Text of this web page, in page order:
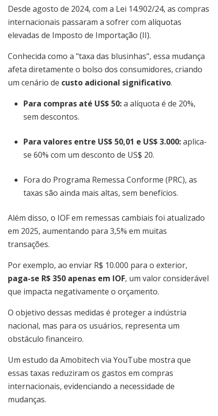
Desde agosto de 2024, com a Lei 14.902/24, as compras
internacionais passaram a sofrer com alíquotas
elevadas de Imposto de Importação (II).
Conhecida como a "taxa das blusinhas", essa mudança
afeta diretamente o bolso dos consumidores, criando
um cenário de custo adicional significativo.
Para compras até US$ 50:a alíquota é de 20%,
sem descontos.
Para valores entre US$ 50,01 e US$ 3.000:aplica-
se 60% com um desconto de US$ 20.
Fora do Programa Remessa Conforme (PRC), as
taxas são ainda mais altas, sem benefícios.
Além disso, o IOF em remessas cambiais foi atualizado
em 2025, aumentando para 3,5% em muitas
transações.
Por exemplo, ao enviar R$ 10.000 para o exterior,
paga-se R$ 350 apenas em IOF, um valor considerável
que impacta negativamente o orçamento.
O objetivo dessas medidas é proteger a indústria
nacional, mas para os usuários, representa um
obstáculo financeiro.
Um estudo da Amobitech via YouTube mostra que
essas taxas reduziram os gastos em compras
internacionais, evidenciando a necessidade de
mudanças.